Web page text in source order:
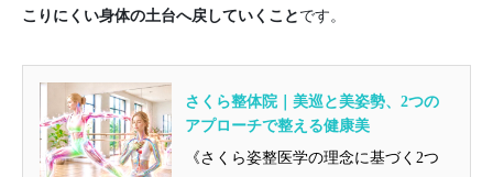
こりにくい身体の土台へ戻していくこと です。
さくら整体院｜美巡と美姿勢、2つの
アプローチで整える健康美
《さくら姿整医学の理念に基づく2つ